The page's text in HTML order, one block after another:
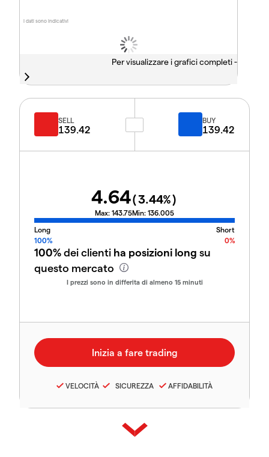
I dati sono indicativi
Per visualizzare i grafici completi -
SELL
139.42
BUY
139.42
4.64(3.44%)
Max: 143.75Min: 136.005
Long
Short
100%
0%
100%dei clienti ha posizioni long su
questo mercato
I prezzi sono in differita di almeno 15 minuti
VELOCITÀ SICUREZZA AFFIDABILITÀ